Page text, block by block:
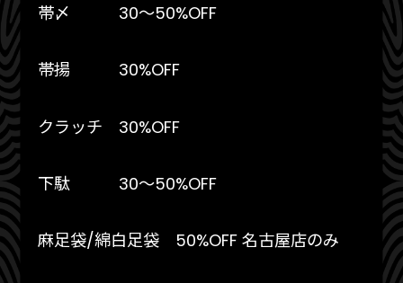
帯〆 30〜50%OFF
帯揚 30%OFF
クラッチ 30%OFF
下駄 30〜50%OFF
麻足袋/綿白足袋 50%OFF 名古屋店のみ